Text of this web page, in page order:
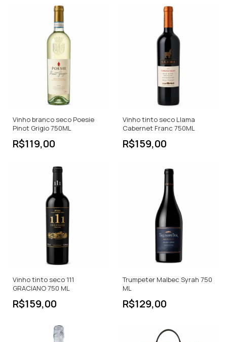
Vinho branco seco Poesie
Pinot Grigio 750ML
R$119,00
Vinho tinto seco Llama
Cabernet Franc 750ML
R$159,00
Vinho tinto seco 111
GRACIANO 750 ML
R$159,00
Trumpeter Malbec Syrah 750
ML
R$129,00